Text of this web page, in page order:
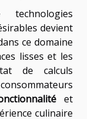
technologies
devient
ce domaine
lisses et les
de calculs
et
culinaire